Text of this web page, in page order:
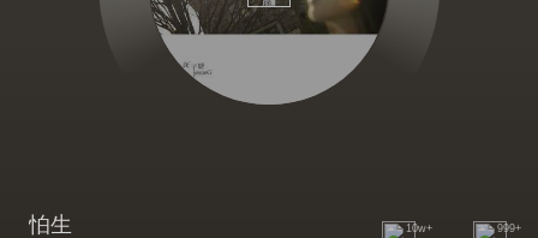
怕生 10w+ 999+